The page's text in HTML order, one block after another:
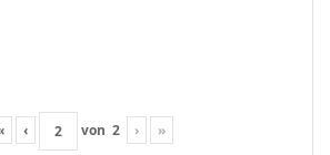
‹ von 2 › »